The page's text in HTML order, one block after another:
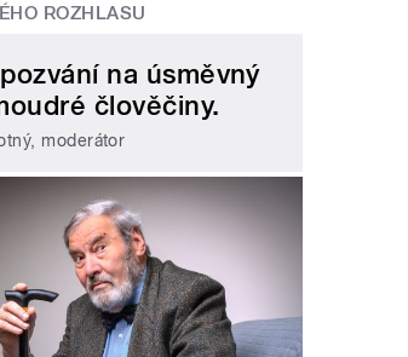
ROZHLASU
na úsměvný
člověčiny.
moderátor